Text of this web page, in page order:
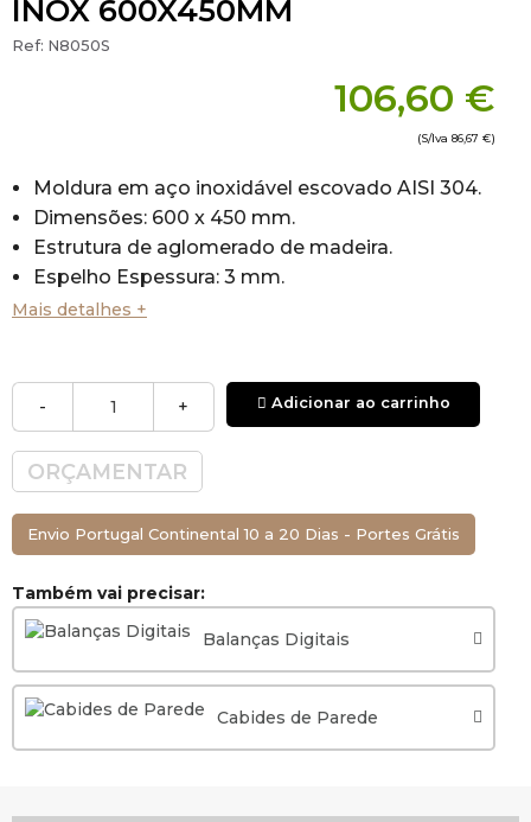
INOX 600X450MM
Ref: N8050S
106,60 €
(S/Iva 86,67 €)
Moldura em aço inoxidável escovado AISI 304.
Dimensões: 600 x 450 mm.
Estrutura de aglomerado de madeira.
Espelho Espessura: 3 mm.
Durabilidade e resistência à corrosão.
Mais detalhes +
- + Adicionar ao carrinho
ORÇAMENTAR
Envio Portugal Continental 10 a 20 Dias - Portes Grátis
Também vai precisar:
Balanças Digitais
Cabides de Parede